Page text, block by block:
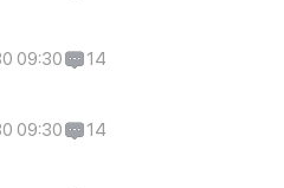
09:30 14
09:30 14